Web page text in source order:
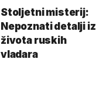
Stoljetni misterij:
Nepoznati detalji iz
života ruskih
vladara